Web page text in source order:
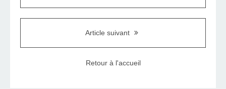
Article suivant
Retour à l'accueil